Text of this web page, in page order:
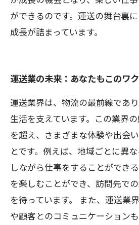
ができるのです。運送の舞台裏
成長が詰まっています。
運送業の未来：あなたもこのワ
運送業界は、物流の最前線であ
生活を支えています。この業界
を超え、さまざまな体験や出会
とです。例えば、地域ごとに異
しながら仕事をすることができ
を楽しむことができ、訪問先で
を待っています。 また、運送業
や顧客とのコミュニケーションも